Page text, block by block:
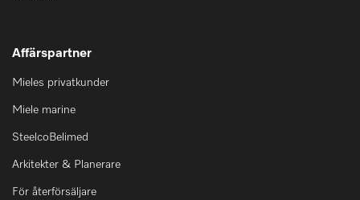
Affärspartner
Mieles privatkunder
Miele marine
SteelcoBelimed
Arkitekter & Planerare
För återförsäljare